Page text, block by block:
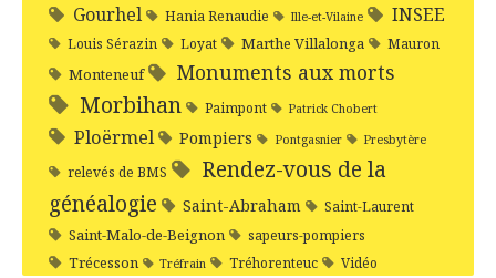
Gourhel Hania Renaudie Ille-et-Vilaine INSEE
Louis Sérazin Loyat Marthe Villalonga Mauron
Monteneuf Monuments aux morts
Morbihan Paimpont Patrick Chobert
Ploërmel Pompiers Pontgasnier Presbytère
relevés de BMS
Rendez-vous de la
généalogie
Saint-Abraham Saint-Laurent
Saint-Malo-de-Beignon sapeurs-pompiers
Trécesson Tréfrain Tréhorenteuc Vidéo